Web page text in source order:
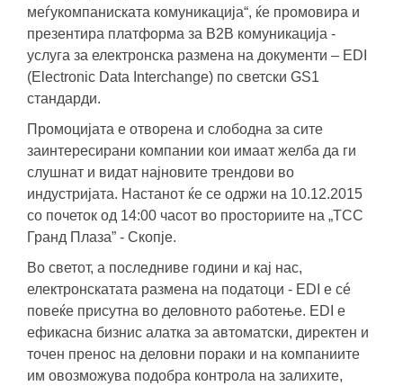
меѓукомпаниската комуникацијa“, ќе промовира и
презентира платформа за B2B комуникација -
услуга за електронска размена на документи – EDI
(Electronic Data Interchange) по светски GS1
стандарди.
Промоцијата е отворена и слободна за сите
заинтересирани компании кои имаат желба да ги
слушнат и видат најновите трендови во
индустријата. Настанот ќе се одржи на 10.12.2015
со почеток од 14:00 часот во просториите на „TCC
Гранд Плаза” - Скопје.
Во светот, а последниве години и кај нас,
електронскатата размена на податоци - EDI е сé
повеќе присутна во деловното работење. EDI е
ефикасна бизнис алатка за автоматски, директен и
точен пренос на деловни пораки и на компаниите
им овозможува подобра контрола на залихите,